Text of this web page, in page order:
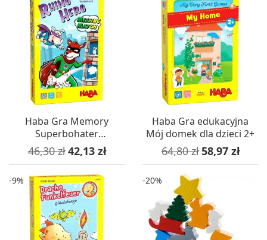
Haba Gra Memory
Superbohater
Hipopotam +4
Cena podstawowa
46,30 zł Cena
42,13 zł
Haba Gra edukacyjna
Mój domek dla dzieci 2+
Cena podstawowa
64,80 zł Cena
58,97 zł
-9% -20%